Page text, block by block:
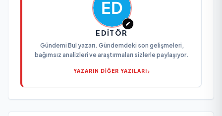
EDITÖR
Gündemi Bul yazarı. Gündemdeki son gelişmeleri,
bağımsız analizleri ve araştırmaları sizlerle paylaşıyor.
YAZARIN DİĞER YAZILARI